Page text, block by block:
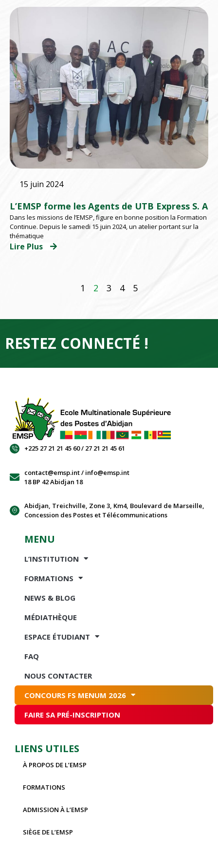
15 juin 2024
L’EMSP forme les Agents de UTB Express S. A
Dans les missions de l’EMSP, figure en bonne position la Formation
Continue. Depuis le samedi 15 juin 2024, un atelier portant sur la
thématique
Lire Plus
1 2 3 4 5
RESTEZ CONNECTÉ !
+225 27 21 21 45 60 / 27 21 21 45 61
contact@emsp.int / info@emsp.int
18 BP 42 Abidjan 18
Abidjan, Treichville, Zone 3, Km4, Boulevard de Marseille,
Concession des Postes et Télécommunications
MENU
L’INSTITUTION
FORMATIONS
NEWS & BLOG
MÉDIATHÈQUE
ESPACE ÉTUDIANT
FAQ
NOUS CONTACTER
CONCOURS FS MENUM 2026
FAIRE SA PRÉ-INSCRIPTION
LIENS UTILES
À PROPOS DE L’EMSP
FORMATIONS
ADMISSION À L’EMSP
SIÈGE DE L’EMSP